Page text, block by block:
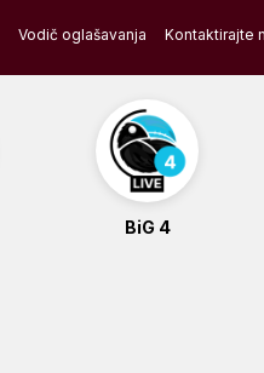
Vodič oglašavanja Kontaktirajte
BiG 4